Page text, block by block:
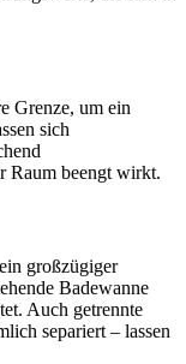
Grenze, um ein
sich
Raum beengt wirkt.
großzügiger
Badewanne
Auch getrennte
separiert – lassen